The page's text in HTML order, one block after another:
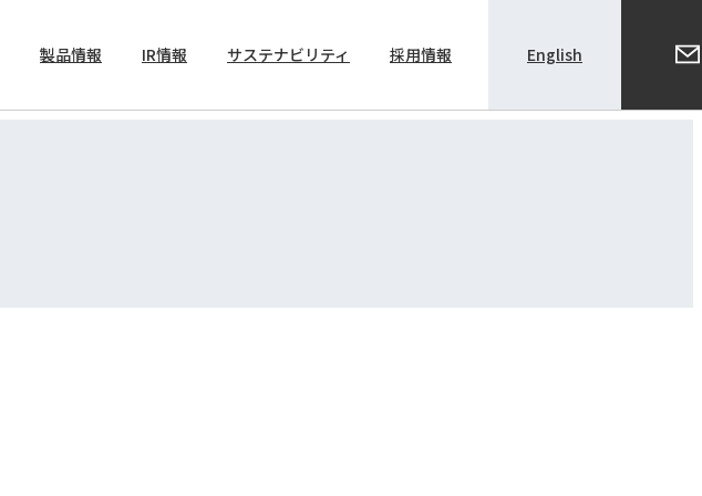
製品情報 IR情報 サステナビリティ 採用情報 English